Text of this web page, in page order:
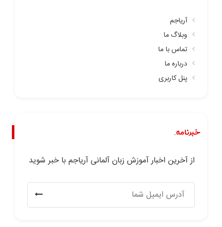
آریاجم
وبلاگ ما
تماس با ما
درباره ما
پنل کاربری
خبرنامه.
از آخرین اخبار آموزش زبان آلمانی آریاجم با خبر شوید